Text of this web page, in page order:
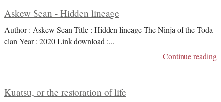
Askew Sean - Hidden lineage
Author : Askew Sean Title : Hidden lineage The Ninja of the Toda
clan Year : 2020 Link download :...
Continue reading
Kuatsu, or the restoration of life